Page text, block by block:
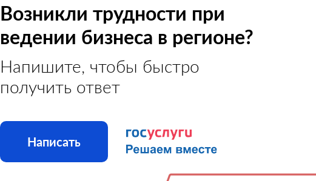
Возникли трудности при
ведении бизнеса в регионе?
Напишите, чтобы быстро
получить ответ
Написать